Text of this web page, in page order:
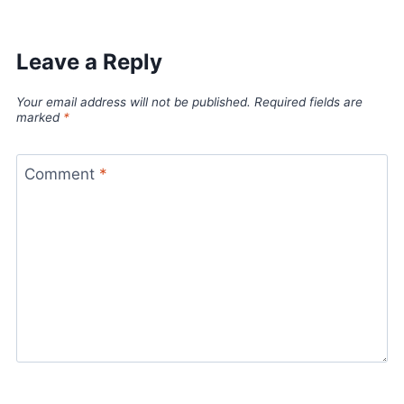
Leave a Reply
Your email address will not be published. Required fields are
marked *
Comment *